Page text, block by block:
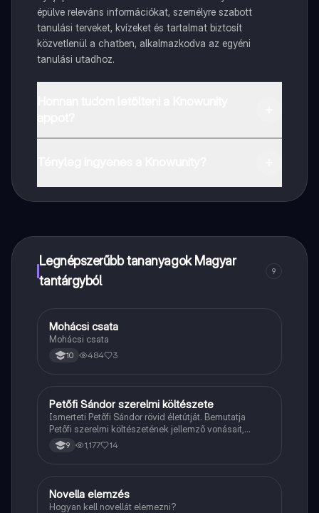
épülve releváns információkat, személyre szabott
tanulási terveket, kvízeket és tartalmat biztosít
közvetlenül a chatben, alkalmazkodva az egyéni
tanulási utadhoz.
Legnépszerűbb tananyagok Magyar
tantárgyból
9
Magyar
Mohácsi csata
Mohácsi csata
10 484 3
Magyar
Petőfi Sándor szerelmi költészete
Ismerteti Petőfi Sándor rövid életútját. Bemutatja
Petőfi szerelmi költészetének jellemző vonásait,
vereseinek ihletőit és külön kitér a hitvesi
költészetére.
9 1,177 14
Magyar
Novella elemzés
Hogyan kell novellát elemezni?